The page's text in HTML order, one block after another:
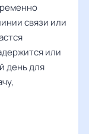
связи или
или
день для